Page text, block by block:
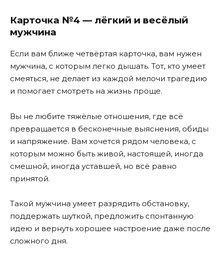
Карточка №4 — лёгкий и весёлый
мужчина
Если вам ближе четвёртая карточка, вам нужен
мужчина, с которым легко дышать. Тот, кто умеет
смеяться, не делает из каждой мелочи трагедию
и помогает смотреть на жизнь проще.
Вы не любите тяжёлые отношения, где всё
превращается в бесконечные выяснения, обиды
и напряжение. Вам хочется рядом человека, с
которым можно быть живой, настоящей, иногда
смешной, иногда уставшей, но всё равно
принятой.
Такой мужчина умеет разрядить обстановку,
поддержать шуткой, предложить спонтанную
идею и вернуть хорошее настроение даже после
сложного дня.